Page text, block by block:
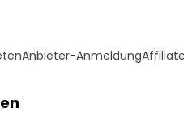
Anbieter-Anmeldung